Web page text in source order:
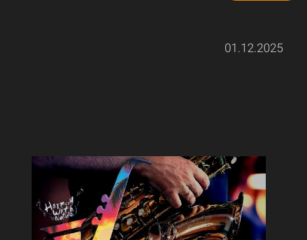
01.12.2025